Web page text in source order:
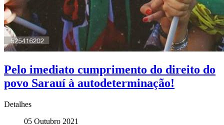
Pelo imediato cumprimento do direito do
povo Sarauí à autodeterminação!
Detalhes
05 Outubro 2021